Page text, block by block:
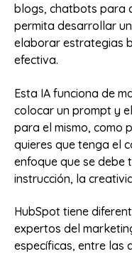
blogs, chatbots para
permita desarrollar
elaborar estrategias
efectiva.
Esta IA funciona de
colocar un prompt y
para el mismo, como
quieres que tenga el
enfoque que se debe
instrucción, la
HubSpot tiene
expertos del
específicas, entre las